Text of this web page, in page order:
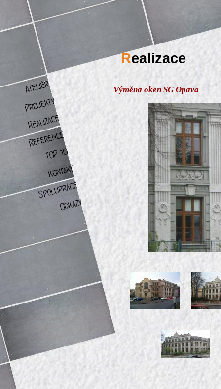
Realizace
Výměna oken SG Opava